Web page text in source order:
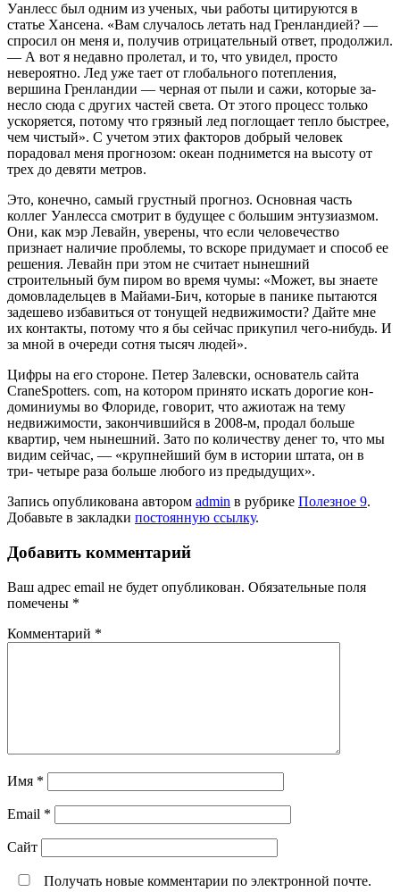
Уанлесс был одним из ученых, чьи работы цитируются в
статье Хансена. «Вам случалось летать над Гренландией? —
спро­сил он меня и, получив отрицательный ответ, про­должил.
— А вот я недавно пролетал, и то, что увидел, просто
невероятно. Лед уже тает от глобального потепления,
вершина Гренлан­дии — черная от пыли и сажи, которые за­
несло сюда с других частей света. От этого процесс только
ускоряется, потому что грязный лед поглощает тепло быстрее,
чем чистый». С учетом этих факторов добрый человек
порадовал меня прог­нозом: океан поднимется на высоту от
трех до девяти метров.
Это, конечно, самый грустный прогноз. Основная часть
коллег Уанлесса смотрит в будущее с большим энтузиазмом.
Они, как мэр Левайн, уверены, что если человечество
признает наличие проблемы, то вскоре придума­ет и способ ее
решения. Левайн при этом не считает нынешний
строительный бум пиром во время чумы: «Может, вы знаете
домовладельцев в Майами-Бич, которые в панике пыта­ются
задешево избавиться от тонущей недвижимости? Дайте мне
их контакты, потому что я бы сейчас прикупил чего-нибудь. И
за мной в очереди сот­ня тысяч людей».
Цифры на его стороне. Петер Залевски, основа­тель сайта
CraneSpotters. com, на котором приня­то искать дорогие кон­
доминиумы во Флориде, говорит, что ажиотаж на тему
недвижимости, за­кончившийся в 2008-м, продал больше
квартир, чем нынешний. Зато по количеству денег то, что мы
видим сейчас, — «крупнейший бум в ис­тории штата, он в
три- четыре раза больше лю­бого из предыдущих».
Запись опубликована автором admin в рубрике Полезное 9.
Добавьте в закладки постоянную ссылку.
Добавить комментарий
Ваш адрес email не будет опубликован. Обязательные поля
помечены *
Комментарий *
Имя *
Email *
Сайт
Получать новые комментарии по электронной почте.